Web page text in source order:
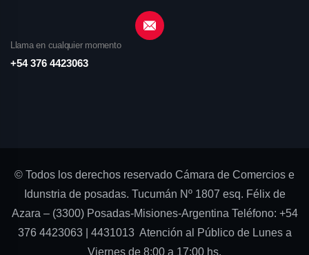
Llama en cualquier momento
+54 376 4423063
© Todos los derechos reservado Cámara de Comercios e
Idunstria de posadas. Tucumán Nº 1807 esq. Félix de
Azara – (3300) Posadas-Misiones-Argentina Teléfono: +54
376 4423063 | 4431013 Atención al Público de Lunes a
Viernes de 8:00 a 17:00 hs.